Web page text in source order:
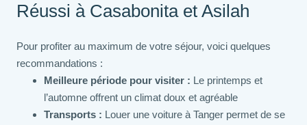
Réussi à Casabonita et Asilah
Pour profiter au maximum de votre séjour, voici quelques
recommandations :
Meilleure période pour visiter : Le printemps et
l’automne offrent un climat doux et agréable
Transports : Louer une voiture à Tanger permet de se